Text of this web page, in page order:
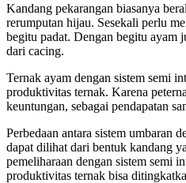
Kandang pekarangan biasanya
rerumputan hijau. Sesekali perlu
begitu padat. Dengan begitu ayam
dari cacing.
Ternak ayam dengan sistem semi
produktivitas ternak. Karena
keuntungan, sebagai pendapatan
Perbedaan antara sistem umbaran
dapat dilihat dari bentuk kandang
pemeliharaan dengan sistem semi
produktivitas ternak bisa